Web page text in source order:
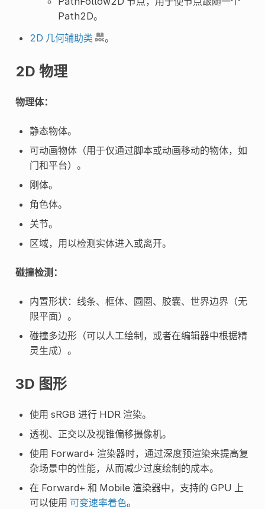
Path2D。
2D 几何辅助类
。
2D 物理
物理体：
静态物体。
可动画物体（用于仅通过脚本或动画移动的物体，如
门和平台）。
刚体。
角色体。
关节。
区域，用以检测实体进入或离开。
碰撞检测：
内置形状：线条、框体、圆圈、胶囊、世界边界（无
限平面）。
碰撞多边形（可以人工绘制，或者在编辑器中根据精
灵生成）。
3D 图形
使用 sRGB 进行 HDR 渲染。
透视、正交以及视锥偏移摄像机。
使用 Forward+ 渲染器时，通过深度预渲染来提高复
杂场景中的性能，从而减少过度绘制的成本。
在 Forward+ 和 Mobile 渲染器中，支持的 GPU 上
可以使用 可变速率着色。